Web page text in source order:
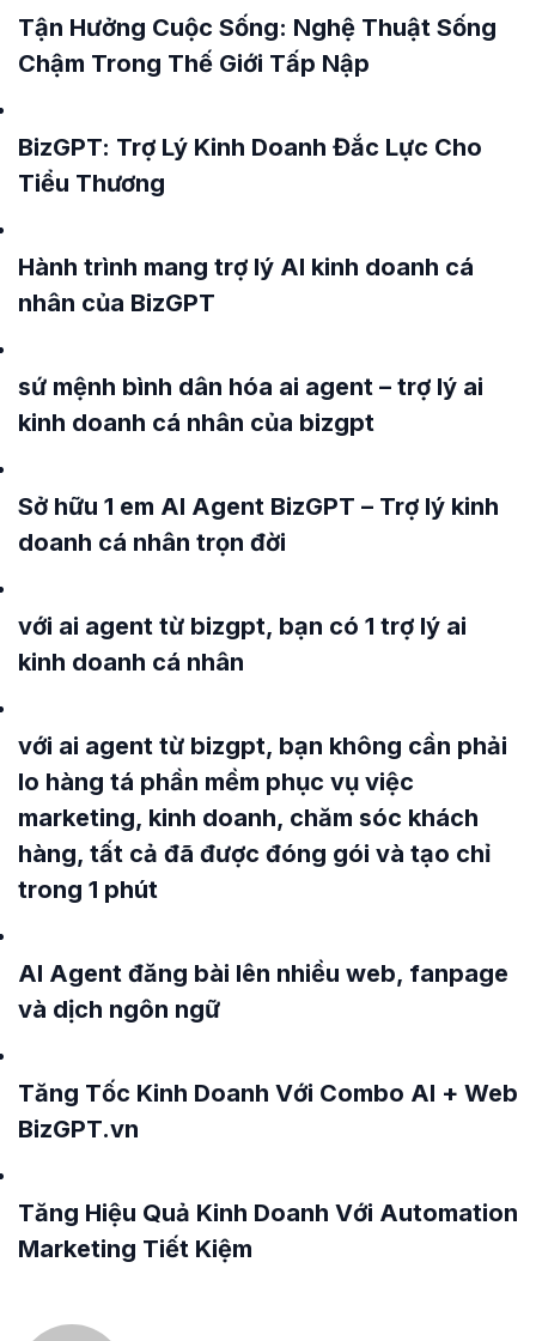
Tận Hưởng Cuộc Sống: Nghệ Thuật Sống
Chậm Trong Thế Giới Tấp Nập
BizGPT: Trợ Lý Kinh Doanh Đắc Lực Cho
Tiểu Thương
Hành trình mang trợ lý AI kinh doanh cá
nhân của BizGPT
sứ mệnh bình dân hóa ai agent – trợ lý ai
kinh doanh cá nhân của bizgpt
Sở hữu 1 em AI Agent BizGPT – Trợ lý kinh
doanh cá nhân trọn đời
với ai agent từ bizgpt, bạn có 1 trợ lý ai
kinh doanh cá nhân
với ai agent từ bizgpt, bạn không cần phải
lo hàng tá phần mềm phục vụ việc
marketing, kinh doanh, chăm sóc khách
hàng, tất cả đã được đóng gói và tạo chỉ
trong 1 phút
AI Agent đăng bài lên nhiều web, fanpage
và dịch ngôn ngữ
Tăng Tốc Kinh Doanh Với Combo AI + Web
BizGPT.vn
Tăng Hiệu Quả Kinh Doanh Với Automation
Marketing Tiết Kiệm